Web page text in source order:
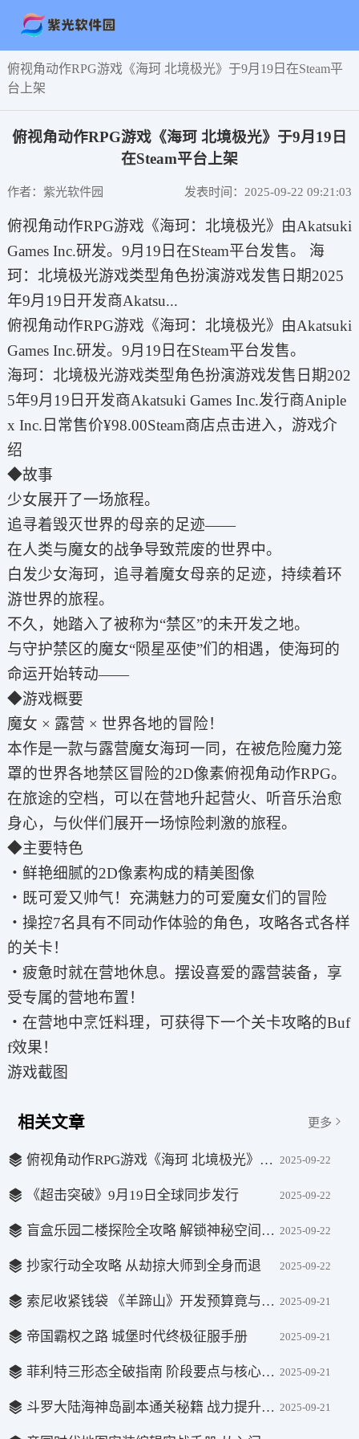
俯视角动作RPG游戏《海珂 北境极光》于9月19日在Steam平
台上架
俯视角动作RPG游戏《海珂 北境极光》于9月19日
在Steam平台上架
作者：紫光软件园 发表时间：2025-09-22 09:21:03
俯视角动作RPG游戏《海珂：北境极光》由Akatsuki
Games Inc.研发。9月19日在Steam平台发售。 海
珂：北境极光游戏类型角色扮演‎游戏发售日期2025
年9月19日开发商Akatsu...
俯视角动作RPG游戏《海珂：北境极光》由Akatsuki
Games Inc.研发。9月19日在Steam平台发售。
海珂：北境极光游戏类型角色扮演‎游戏发售日期202
5年9月19日开发商Akatsuki Games Inc.发行商Aniple
x Inc.日常售价¥98.00Steam商店点击进入，游戏介
绍
◆故事
少女展开了一场旅程。
追寻着毁灭世界的母亲的足迹——
在人类与魔女的战争导致荒废的世界中。
白发少女海珂，追寻着魔女母亲的足迹，持续着环
游世界的旅程。
不久，她踏入了被称为“禁区”的未开发之地。
与守护禁区的魔女“陨星巫使”们的相遇，使海珂的
命运开始转动——
◆游戏概要
魔女 × 露营 × 世界各地的冒险！
本作是一款与露营魔女海珂一同，在被危险魔力笼
罩的世界各地禁区冒险的2D像素俯视角动作RPG。
在旅途的空档，可以在营地升起营火、听音乐治愈
身心，与伙伴们展开一场惊险刺激的旅程。
◆主要特色
・鲜艳细腻的2D像素构成的精美图像
・既可爱又帅气！充满魅力的可爱魔女们的冒险
・操控7名具有不同动作体验的角色，攻略各式各样
的关卡！
・疲惫时就在营地休息。摆设喜爱的露营装备，享
受专属的营地布置！
・在营地中烹饪料理，可获得下一个关卡攻略的Buf
f效果！
游戏截图
相关文章 更多
俯视角动作RPG游戏《海珂 北境极光》于9月19日在Steam平台上架 2025-09-22
《超击突破》9月19日全球同步发行 2025-09-22
盲盒乐园二楼探险全攻略 解锁神秘空间一步到位 2025-09-22
抄家行动全攻略 从劫掠大师到全身而退 2025-09-22
索尼收紧钱袋 《羊蹄山》开发预算竟与前作几乎相同 2025-09-21
帝国霸权之路 城堡时代终极征服手册 2025-09-21
菲利特三形态全破指南 阶段要点与核心战术解析 2025-09-21
斗罗大陆海神岛副本通关秘籍 战力提升与战斗策略全解析 2025-09-21